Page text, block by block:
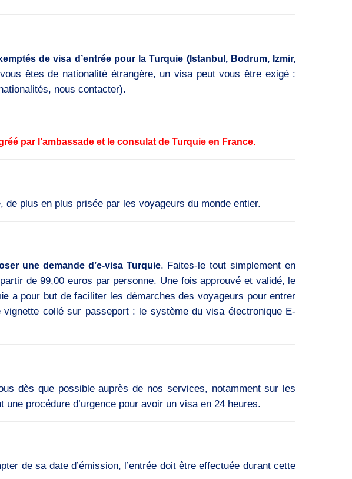
de visa d’entrée pour la Turquie (Istanbul, Bodrum, Izmir,
êtes de nationalité étrangère, un visa peut vous être exigé :
nous contacter).
par l’ambassade et le consulat de Turquie en France.
de plus en plus prisée par les voyageurs du monde entier.
une demande d’e-visa Turquie. Faites-le tout simplement en
de 99,00 euros par personne. Une fois approuvé et validé, le
a pour but de faciliter les démarches des voyageurs pour entrer
collé sur passeport : le système du visa électronique E-
dès que possible auprès de nos services, notamment sur les
procédure d’urgence pour avoir un visa en 24 heures.
de sa date d’émission, l’entrée doit être effectuée durant cette